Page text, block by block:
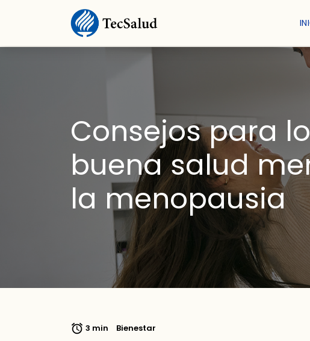
Consejos para
buena salud
la menopausia
3 min Bienestar